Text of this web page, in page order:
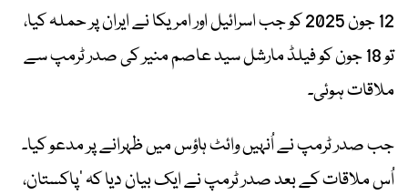
12 جون 2025 کو جب اسرائیل اور امریکا نے ایران پر حملہ کیا،
تو 18 جون کو فیلڈ مارشل سید عاصم منیر کی صدر ٹرمپ سے
ملاقات ہوئی۔
جب صدر ٹرمپ نے اُنہیں وائٹ ہاؤس میں ظہرانے پر مدعو کیا۔
اُس ملاقات کے بعد صدر ٹرمپ نے ایک بیان دیا کہ ’پاکستان،